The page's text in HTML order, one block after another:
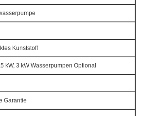
Kunststoff
kW, 3 kW Wasserpumpen Optional
Garantie